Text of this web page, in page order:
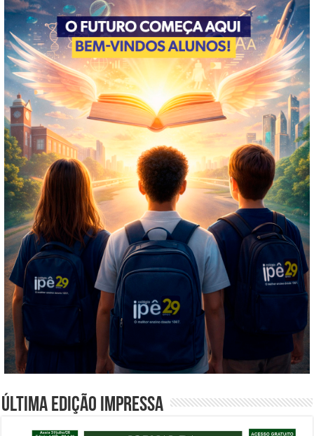
Última edição impressa